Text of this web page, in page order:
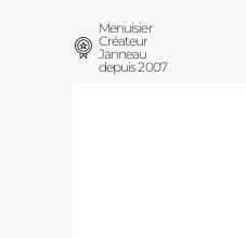
Menuisier
Créateur
Janneau
depuis 2007